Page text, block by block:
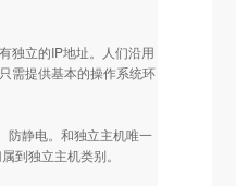
独立的IP地址。人们沿用
需提供基本的操作系统环
防静电。和独立主机唯一
到独立主机类别。